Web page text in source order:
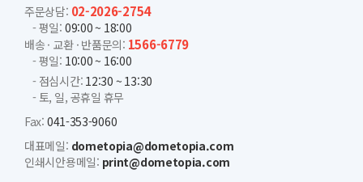
주문상담: 02-2026-2754
- 평일: 09:00 ~ 18:00
배송 · 교환 · 반품문의: 1566-6779
- 평일: 10:00 ~ 16:00
- 점심시간: 12:30 ~ 13:30
- 토, 일, 공휴일 휴무
Fax: 041-353-9060
대표메일: dometopia@dometopia.com
인쇄시안용메일: print@dometopia.com